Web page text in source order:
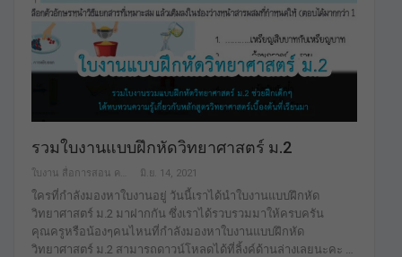
รวมใบงานแบบฝึกหัดวิทยาศาสตร์ ม.2
มิ.ย. 14, 2021
ใครที่กำลังมองหาใบงานอยู่ วันนี้เราได้นำใบงานแบบฝึกหัด
วิทยาศาสตร์ ม.2 มาฝากกัน ซึ่งเราได้รวบรวมมาให้ครบครัน
คุณครูหรือน้องๆคนไหนที่กำลังมองหาใบงานแบบฝึกหัด
วิทยาศาสตร์ ม.2 สามารถดาวน์โหลดได้ที่ลิ้งค์ด้านล่างเลยนะคะ …